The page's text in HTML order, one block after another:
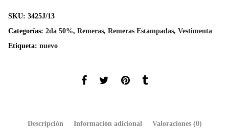
SKU: 3425J/13
Categorías: 2da 50%, Remeras, Remeras Estampadas, Vestimenta
Etiqueta: nuevo
Descripción Información adicional Valoraciones (0)